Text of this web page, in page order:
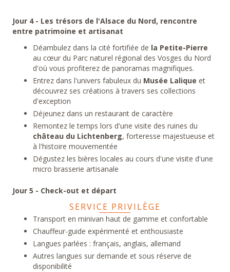
Jour 4 - Les trésors de l'Alsace du Nord, rencontre
entre patrimoine et artisanat
Déambulez dans la cité fortifiée de la Petite-Pierre
au cœur du Parc naturel régional des Vosges du Nord
d'où vous profiterez de panoramas magnifiques.
Entrez dans l'univers fabuleux du Musée Lalique et
découvrez ses créations à travers ses collections
d'exception
Déjeunez dans un restaurant de caractère
Remontez le temps lors d'une visite des ruines du
château du Lichtenberg, forteresse majestueuse et
à l'histoire mouvementée
Dégustez les bières locales au cours d'une visite d'une
micro brasserie artisanale
Jour 5 - Check-out et départ
SERVICE PRIVILÈGE
Transport en minivan haut de gamme et confortable
Chauffeur-guide expérimenté et enthousiaste
Langues parlées : français, anglais, allemand
Autres langues sur demande et sous réserve de
disponibilité